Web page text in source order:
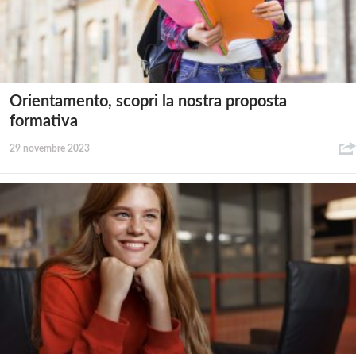
Orientamento, scopri la nostra proposta
formativa
29 novembre 2023